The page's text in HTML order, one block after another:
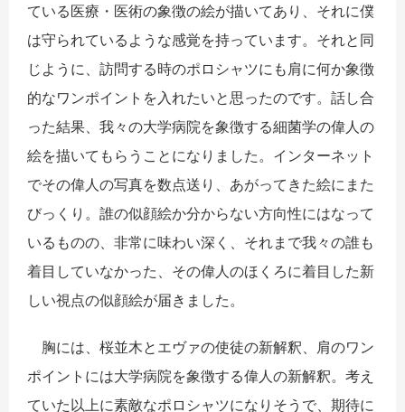
ている医療・医術の象徴の絵が描いてあり、それに僕
は守られているような感覚を持っています。それと同
じように、訪問する時のポロシャツにも肩に何か象徴
的なワンポイントを入れたいと思ったのです。話し合
った結果、我々の大学病院を象徴する細菌学の偉人の
絵を描いてもらうことになりました。インターネット
でその偉人の写真を数点送り、あがってきた絵にまた
びっくり。誰の似顔絵か分からない方向性にはなって
いるものの、非常に味わい深く、それまで我々の誰も
着目していなかった、その偉人のほくろに着目した新
しい視点の似顔絵が届きました。
胸には、桜並木とエヴァの使徒の新解釈、肩のワン
ポイントには大学病院を象徴する偉人の新解釈。考え
ていた以上に素敵なポロシャツになりそうで、期待に